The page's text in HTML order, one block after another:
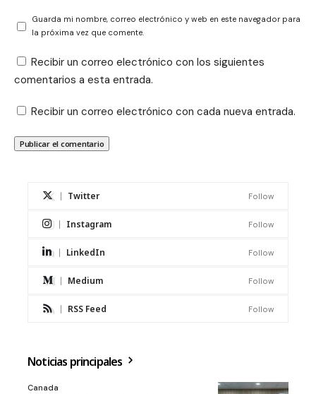
Guarda mi nombre, correo electrónico y web en este navegador para
la próxima vez que comente.
Recibir un correo electrónico con los siguientes
comentarios a esta entrada.
Recibir un correo electrónico con cada nueva entrada.
Twitter Follow
Instagram Follow
LinkedIn Follow
Medium Follow
RSS Feed Follow
Noticias principales
Canada